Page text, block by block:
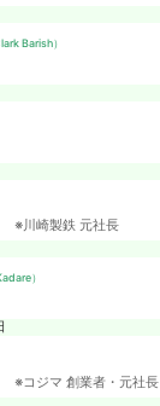
Barish）
※川崎製鉄 元社長
）
※コジマ 創業者・元社長